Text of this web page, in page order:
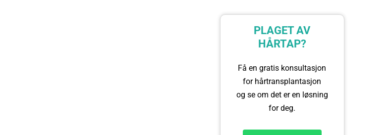
PLAGET AV
HÅRTAP?
Få en gratis konsultasjon
for hårtransplantasjon
og se om det er en løsning
for deg.